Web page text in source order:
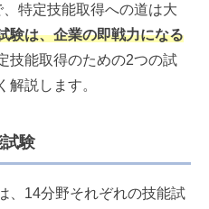
特定技能取得への道は大
験は、企業の即戦力になる
技能取得のための2つの試
解説します。
験
、14分野それぞれの技能試